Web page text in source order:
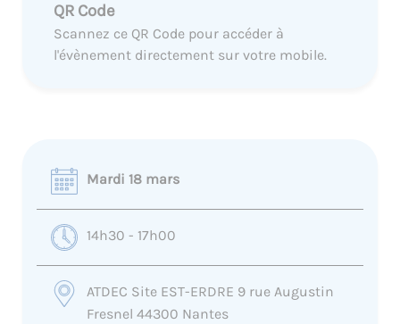
QR Code
Scannez ce QR Code pour accéder à
l'évènement directement sur votre mobile.
Mardi 18 mars
14h30 - 17h00
ATDEC Site EST-ERDRE 9 rue Augustin
Fresnel 44300 Nantes